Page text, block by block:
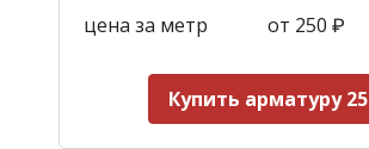
цена за метр
от 250 ₽
Купить арматуру 25